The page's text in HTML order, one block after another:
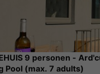
9 personen -
Pool (max. 7 adults)